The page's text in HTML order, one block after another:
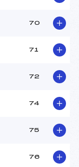
70
71
72
74
75
76